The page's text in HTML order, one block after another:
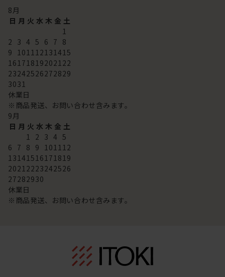
8月
日 月 火 水 木 金 土
1
2 3 4 5 6 7 8
9 101112131415
16171819202122
23242526272829
3031
休業日
※商品発送、お問い合わせ含みます。
9月
日 月 火 水 木 金 土
1 2 3 4 5
6 7 8 9 101112
13141516171819
20212223242526
27282930
休業日
※商品発送、お問い合わせ含みます。